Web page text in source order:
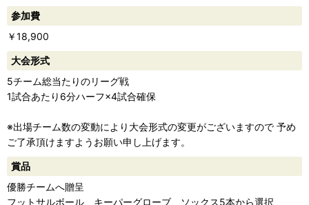
ギ
ツ
ー
参加費
￥18,900
大会形式
5チーム総当たりのリーグ戦
1試合あたり6分ハーフ×4試合確保
※出場チーム数の変動により大会形式の変更がございますので 予め
ご了承頂けますようお願い申し上げます。
賞品
優勝チームへ贈呈
フットサルボール、キーパーグローブ、ソックス5本から選択